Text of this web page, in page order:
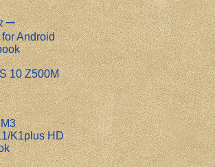
ー
Android
10 Z500M
K1plus HD